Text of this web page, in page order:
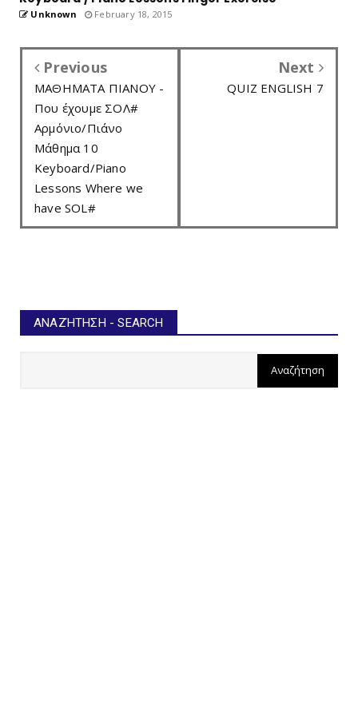
Unknown February 18, 2015
Previous
ΜΑΘΗΜΑΤΑ ΠΙΑΝΟΥ -
Που έχουμε ΣΟΛ#
Αρμόνιο/Πιάνο
Μάθημα 10
Keyboard/Piano
Lessons Where we
have SOL#
Next
QUIZ ENGLISH 7
ΑΝΑΖΉΤΗΣΗ - SEARCH